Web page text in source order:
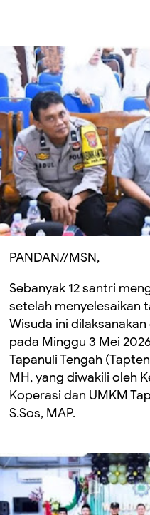
PANDAN//MSN,
Sebanyak 12 santri
setelah menyelesaikan
Wisuda ini
pada Minggu 3 Mei
Tapanuli Tengah
MH, yang diwakili oleh
Koperasi dan UMKM
S.Sos, MAP.